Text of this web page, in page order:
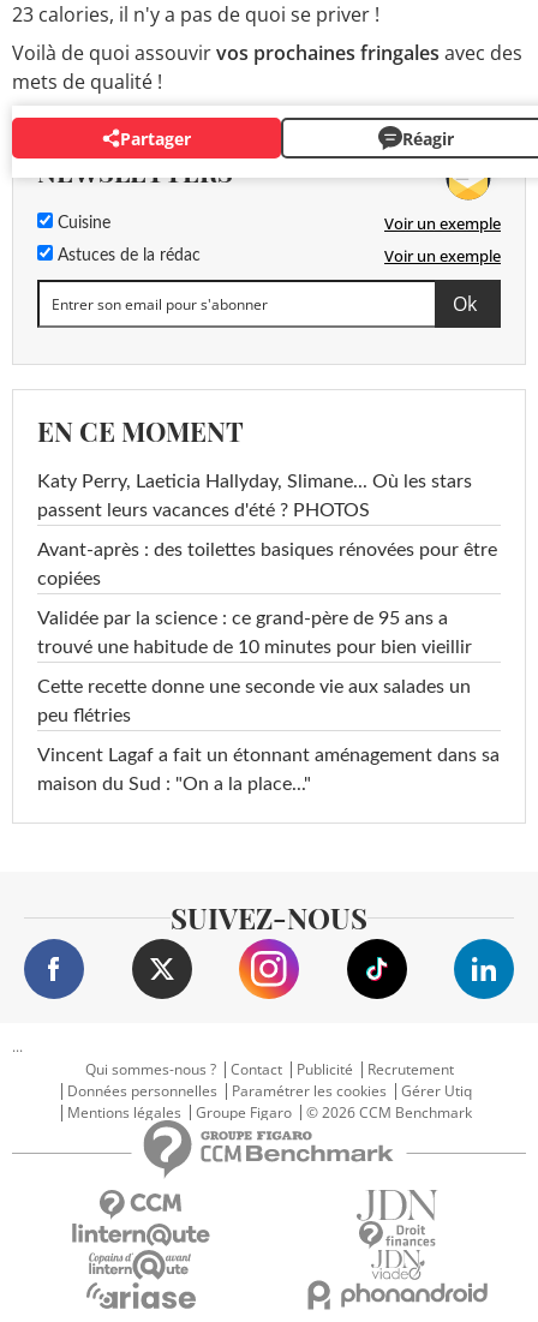
23 calories, il n'y a pas de quoi se priver !
Voilà de quoi assouvirvos prochaines fringales avec des
mets de qualité !
Partager Réagir
NEWSLETTERS
Cuisine Voir un exemple
Astuces de la rédac Voir un exemple
EN CE MOMENT
Katy Perry, Laeticia Hallyday, Slimane... Où les stars
passent leurs vacances d'été ? PHOTOS
Avant-après : des toilettes basiques rénovées pour être
copiées
Validée par la science : ce grand-père de 95 ans a
trouvé une habitude de 10 minutes pour bien vieillir
Cette recette donne une seconde vie aux salades un
peu flétries
Vincent Lagaf a fait un étonnant aménagement dans sa
maison du Sud : "On a la place..."
SUIVEZ-NOUS
...
Qui sommes-nous ?
Contact Publicité
Recrutement
Données personnelles
Paramétrer les cookies
Gérer Utiq
Mentions légales
Groupe Figaro © 2026 CCM Benchmark